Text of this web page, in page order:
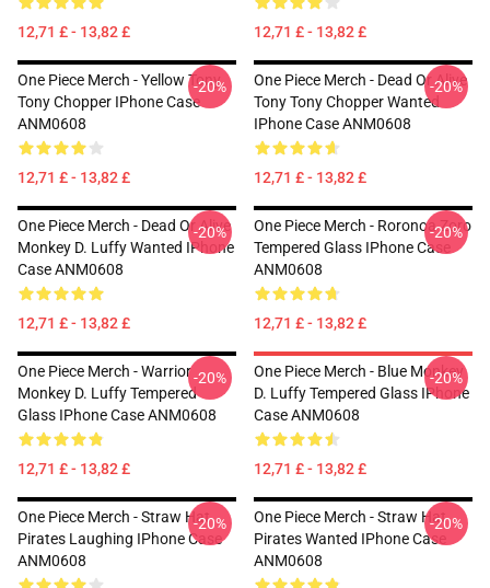
12,71 £ - 13,82 £ 12,71 £ - 13,82 £
One Piece Merch - Yellow Tony
Tony Chopper IPhone Case
ANM0608
12,71 £ - 13,82 £
-20%
One Piece Merch - Dead Or Alive
Tony Tony Chopper Wanted
IPhone Case ANM0608
12,71 £ - 13,82 £
-20%
One Piece Merch - Dead Or Alive
Monkey D. Luffy Wanted IPhone
Case ANM0608
12,71 £ - 13,82 £
-20%
One Piece Merch - Roronoa Zoro
Tempered Glass IPhone Case
ANM0608
12,71 £ - 13,82 £
-20%
One Piece Merch - Warrior
Monkey D. Luffy Tempered
Glass IPhone Case ANM0608
12,71 £ - 13,82 £
-20%
One Piece Merch - Blue Monkey
D. Luffy Tempered Glass IPhone
Case ANM0608
12,71 £ - 13,82 £
-20%
One Piece Merch - Straw Hat
Pirates Laughing IPhone Case
ANM0608
-20%
One Piece Merch - Straw Hat
Pirates Wanted IPhone Case
ANM0608
-20%